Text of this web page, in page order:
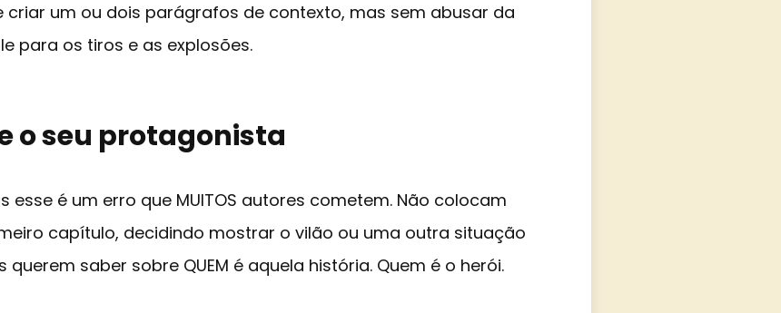
criar um ou dois parágrafos de contexto, mas sem abusar da
para os tiros e as explosões.
o seu protagonista
esse é um erro que MUITOS autores cometem. Não colocam
capítulo, decidindo mostrar o vilão ou uma outra situação
querem saber sobre QUEM é aquela história. Quem é o herói.